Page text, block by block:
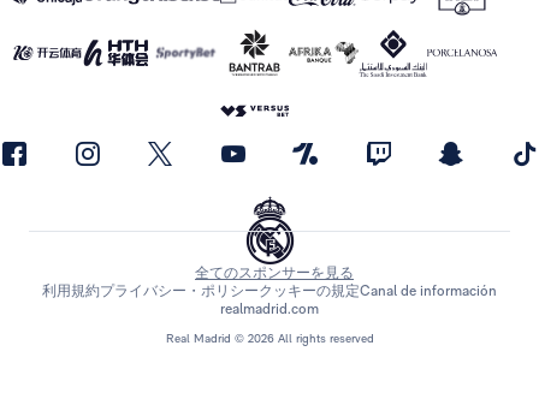
Real Madrid © 2026 All rights reserved
全てのスポンサーを見る
利用規約プライバシー・ポリシークッキーの規定Canal de información
realmadrid.com